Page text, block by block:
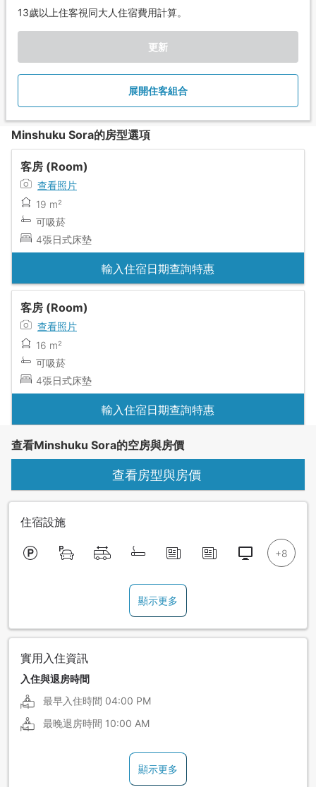
13歲以上住客視同大人住宿費用計算。
更新
展開住客組合
Minshuku Sora的房型選項
客房 (Room)
查看照片
19 m²
可吸菸
4張日式床墊
輸入住宿日期查詢特惠
客房 (Room)
查看照片
16 m²
可吸菸
4張日式床墊
輸入住宿日期查詢特惠
查看Minshuku Sora的空房與房價
查看房型與房價
住宿設施
顯示更多
實用入住資訊
入住與退房時間
最早入住時間 04:00 PM
最晚退房時間 10:00 AM
顯示更多